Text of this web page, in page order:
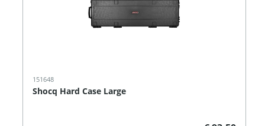
151648
Shocq Hard Case Large